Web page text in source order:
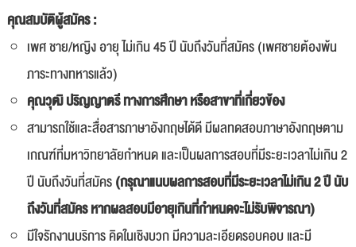
คุณสมบัติผู้สมัคร :
เพศ ชาย/หญิง อายุ ไม่เกิน 45 ปี นับถึงวันที่สมัคร (เพศชายต้องพ้น
ภาระทางทหารแล้ว)
คุณวุฒิ ปริญญาตรี ทางการศึกษา หรือสาขาที่เกี่ยวข้อง
สามารถใช้และสื่อสารภาษาอังกฤษได้ดี มีผลทดสอบภาษาอังกฤษตาม
เกณฑ์ที่มหาวิทยาลัยกำหนด และเป็นผลการสอบที่มีระยะเวลาไม่เกิน 2
ปี นับถึงวันที่สมัคร(กรุณาแนบผลการสอบที่มีระยะเวลาไม่เกิน 2 ปี นับ
ถึงวันที่สมัคร หากผลสอบมีอายุเกินที่กำหนดจะไม่รับพิจารณา)
มีใจรักงานบริการ คิดในเชิงบวก มีความละเอียดรอบคอบ และมี